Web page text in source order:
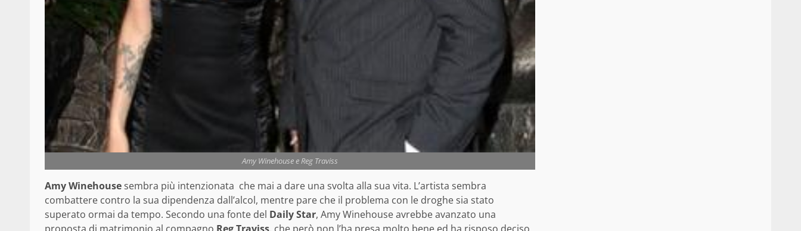
Amy Winehouse e Reg Traviss
Amy Winehousesembra più intenzionata che mai a dare una svolta alla sua vita. L’artista sembra
combattere contro la sua dipendenza dall’alcol, mentre pare che il problema con le droghe sia stato
superato ormai da tempo. Secondo una fonte del Daily Star, Amy Winehouse avrebbe avanzato una